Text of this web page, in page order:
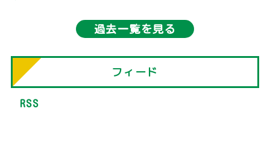
過去一覧を見る
フィード
RSS